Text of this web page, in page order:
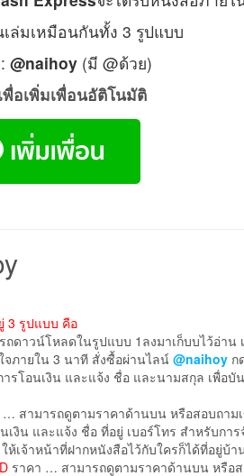
ล่มเหมือนกันทั้ง 3 รูปแบบ
: @naihoy(มี @ด้วย)
พื่อเพิ่มเพื่อนอัติโนมัติ
3 รูปแบบ คือ
ดาวน์โหลดในรูปแบบ 1ลงมาเก็บบไว้อ่าน
จภายใน 3 นาที สั่งซื้อผ่านไลน์ @naihoy ก
รโอนเงิน และแจ้ง ชื่อ และนามสกุล เพื่อบั
… สามารถดูตามราคาด้านบน หรือสอบถาม
งิน และแจ้ง ชื่อ ที่อยู่ เบอร์โทร สำหรับกา
เจ้าหน้าที่ฝากหนังสือไว้กับใครก็ได้ที่อยู่บ้
ราคา … สามารถดูตามราคาด้านบน หรือ